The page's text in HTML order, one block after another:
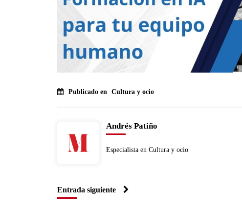
Publicado en Cultura y ocio
Andrés Patiño
Especialista en Cultura y ocio
Entrada siguiente